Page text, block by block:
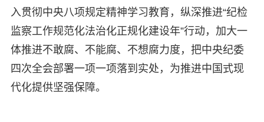
入贯彻中央八项规定精神学习教育，纵深推进“纪检
监察工作规范化法治化正规化建设年”行动，加大一
体推进不敢腐、不能腐、不想腐力度，把中央纪委
四次全会部署一项一项落到实处，为推进中国式现
代化提供坚强保障。